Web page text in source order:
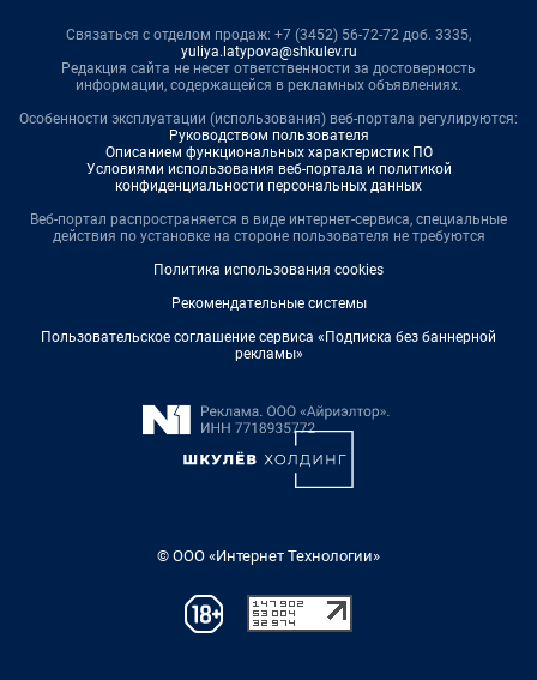
Связаться с отделом продаж: +7 (3452) 56-72-72 доб. 3335,
yuliya.latypova@shkulev.ru
Редакция сайта не несет ответственности за достоверность
информации, содержащейся в рекламных объявлениях.
Особенности эксплуатации (использования) веб-портала регулируются:
Руководством пользователя
Описанием функциональных характеристик ПО
Условиями использования веб-портала и политикой
конфиденциальности персональных данных
Веб-портал распространяется в виде интернет-сервиса, специальные
действия по установке на стороне пользователя не требуются
Политика использования cookies
Рекомендательные системы
Пользовательское соглашение сервиса «Подписка без баннерной
рекламы»
© ООО «Интернет Технологии»